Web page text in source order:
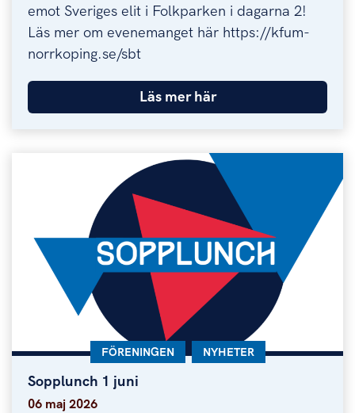
emot Sveriges elit i Folkparken i dagarna 2!
Läs mer om evenemanget här https://kfum-
norrkoping.se/sbt
Läs mer här
Sopplunch 1 juni
Sopplunch 1 juni
KATEGORI:
FÖRENINGEN KATEGORI:
NYHETER
06 maj 2026